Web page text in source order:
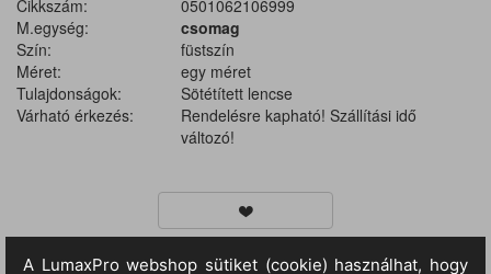
Cikkszám:
0501062106999
M.egység:
csomag
Szín:
füstszín
Méret:
egy méret
Tulajdonságok:
Sötétített lencse
Várható érkezés:
Rendelésre kapható! Szállítási idő
változó!